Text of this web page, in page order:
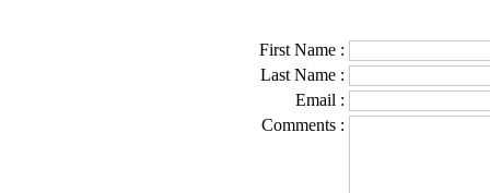
First Name :
Last Name :
Email :
Comments :